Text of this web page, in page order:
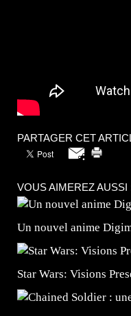
PARTAGER CET
VOUS AIMEREZ AUSSI
Un nouvel anime
Star Wars: Visions